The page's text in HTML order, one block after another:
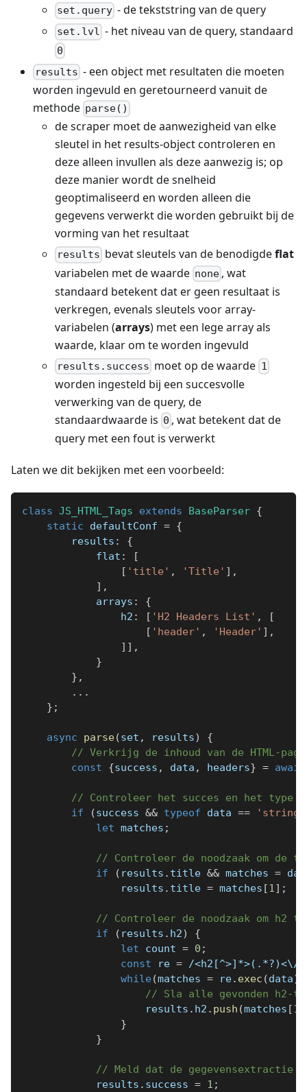
set.query - de tekststring van de query
set.lvl - het niveau van de query, standaard
0
results - een object met resultaten die moeten
worden ingevuld en geretourneerd vanuit de
methode parse()
de scraper moet de aanwezigheid van elke
sleutel in het results-object controleren en
deze alleen invullen als deze aanwezig is; op
deze manier wordt de snelheid
geoptimaliseerd en worden alleen die
gegevens verwerkt die worden gebruikt bij de
vorming van het resultaat
results bevat sleutels van de benodigdeflat
variabelen met de waarde none , wat
standaard betekent dat er geen resultaat is
verkregen, evenals sleutels voor array-
variabelen (arrays) met een lege array als
waarde, klaar om te worden ingevuld
results.success moet op de waarde 1
worden ingesteld bij een succesvolle
verwerking van de query, de
standaardwaarde is 0 , wat betekent dat de
query met een fout is verwerkt
Laten we dit bekijken met een voorbeeld:
class JS_HTML_Tags extends BaseParser {
static defaultConf = {
        results
:
{
            flat
:
[
[ 'title' , 'Title' ] ,
] ,
            arrays
:
{
                h2
: [ 'H2 Headers List' ,
[
[ 'header' , 'Header' ] ,
] ] ,
}
} ,
...
} ;
async parse(set , results)
{
// Verkrijg de inhoud van de HTML-
const
{success , data , headers} = await
// Controleer het succes en het type
if
(success && typeof data == 'string'
let matches ;
// Controleer de noodzaak om de
if
( results . title && matches =
                results
. title = matches [1] ;
// Controleer de noodzaak om h2 te
if
( results . h2)
{
let count = 0 ;
const re = /<h2[^>]*>(.*?)<\/
while(matches = re. exec (data)
// Sla alle gevonden h2-
                    results
. h2 . push (matches [1
}
}
// Meld dat de gegevensextractie
            results
. success = 1 ;